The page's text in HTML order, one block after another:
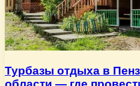
Турбазы отдыха в